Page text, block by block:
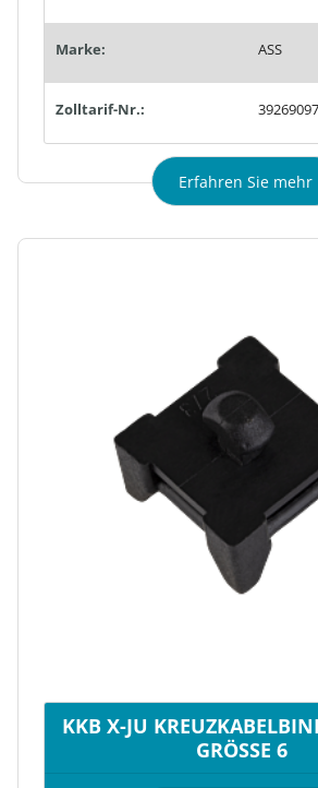
Marke: ASS
Zolltarif-Nr.: 39269097
Erfahren Sie mehr
KKB X-JU
GRÖSSE 6